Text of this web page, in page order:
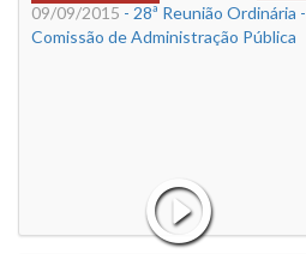
09/09/2015 - 28ª Reunião Ordinária -
Comissão de Administração Pública